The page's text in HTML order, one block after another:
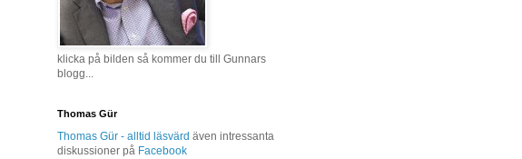
klicka på bilden så kommer du till Gunnars
blogg...
Thomas Gür
Thomas Gür - alltid läsvärd även intressanta
diskussioner på Facebook